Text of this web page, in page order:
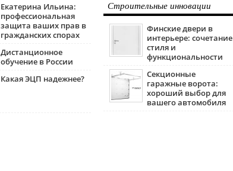
Екатерина Ильина:
профессиональная
защита ваших прав в
гражданских спорах
Дистанционное
обучение в России
Какая ЭЦП надежнее?
Строительные инновации
Финские двери в
интерьере: сочетание
стиля и
функциональности
Секционные
гаражные ворота:
хороший выбор для
вашего автомобиля